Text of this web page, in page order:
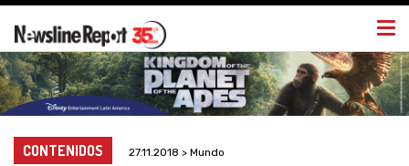
CONTENIDOS 27.11.2018 > Mundo